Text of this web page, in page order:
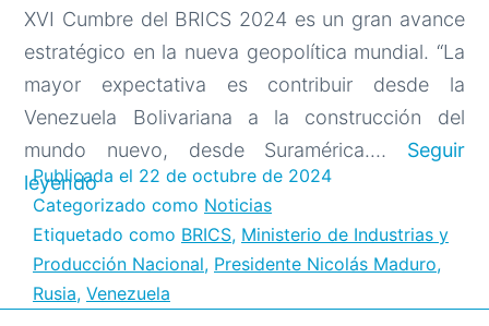
XVI Cumbre del BRICS 2024 es un gran avance
estratégico en la nueva geopolítica mundial. “La
mayor expectativa es contribuir desde la
Venezuela Bolivariana a la construcción del
mundo nuevo, desde Suramérica.… Seguir
leyendoPresidente
Nicolás
Maduro:
Venezuela
en
Publicada el 22 de octubre de 2024
Categorizado como Noticias
Etiquetado como BRICS, Ministerio de Industrias y
Producción Nacional, Presidente Nicolás Maduro,
Rusia, Venezuela